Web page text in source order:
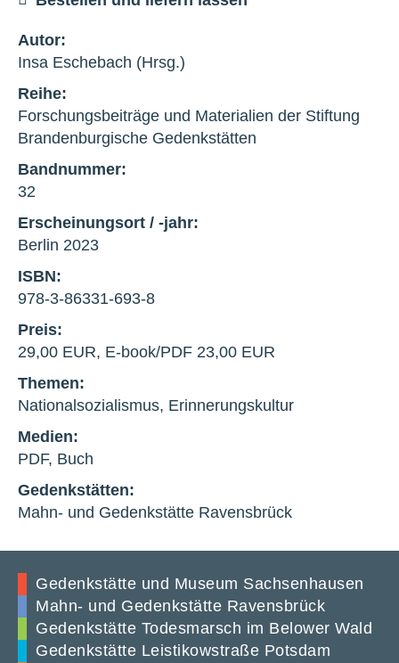
Autor:
Insa Eschebach (Hrsg.)
Reihe:
Forschungsbeiträge und Materialien der Stiftung
Brandenburgische Gedenkstätten
Bandnummer:
32
Erscheinungsort / -jahr:
Berlin 2023
ISBN:
978-3-86331-693-8
Preis:
29,00 EUR, E-book/PDF 23,00 EUR
Themen:
Nationalsozialismus, Erinnerungskultur
Medien:
PDF, Buch
Gedenkstätten:
Mahn- und Gedenkstätte Ravensbrück
Gedenkstätte und Museum Sachsenhausen
Mahn- und Gedenkstätte Ravensbrück
Gedenkstätte Todesmarsch im Belower Wald
Gedenkstätte Leistikowstraße Potsdam